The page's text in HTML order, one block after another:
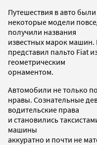
Путешествия в авто
некоторые модели
получили названия
известных марок машин.
представил пальто Fiat
геометрическим
орнаментом.
Автомобили не только
нравы. Сознательные
водительские права
и становились
машины
аккуратно и почти не